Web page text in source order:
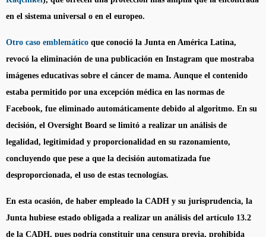
en el sistema universal o en el europeo.
Otro caso emblemático que conoció la Junta en América Latina,
revocó la eliminación de una publicación en Instagram que mostraba
imágenes educativas sobre el cáncer de mama. Aunque el contenido
estaba permitido por una excepción médica en las normas de
Facebook, fue eliminado automáticamente debido al algoritmo. En su
decisión, el Oversight Board se limitó a realizar un análisis de
legalidad, legitimidad y proporcionalidad en su razonamiento,
concluyendo que pese a que la decisión automatizada fue
desproporcionada, el uso de estas tecnologías.
En esta ocasión, de haber empleado la CADH y su jurisprudencia, la
Junta hubiese estado obligada a realizar un análisis del artículo 13.2
de la CADH, pues podría constituir una censura previa, prohibida